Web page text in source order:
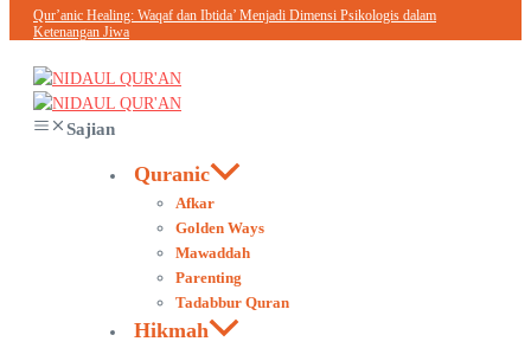
Qur’anic Healing: Waqaf dan Ibtida’ Menjadi Dimensi Psikologis dalam
Ketenangan Jiwa
Sajian
Quranic
Afkar
Golden Ways
Mawaddah
Parenting
Tadabbur Quran
Hikmah